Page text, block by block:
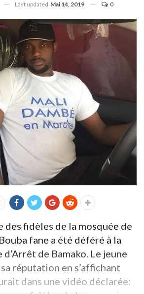
Last updated Mai 14, 2019 0
des fidèles de la mosquée de
fane a été déféré à la
de Bamako. Le jeune
réputation en s’affichant
dans une vidéo déclarée: